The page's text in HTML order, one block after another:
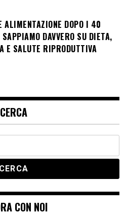
ALIMENTAZIONE DOPO I 40
DAVVERO SU DIETA,
E SALUTE RIPRODUTTIVA
CERCA
CON NOI